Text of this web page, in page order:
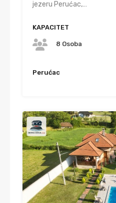
jezeru Perućac,…
KAPACITET
8 Osoba
Perućac